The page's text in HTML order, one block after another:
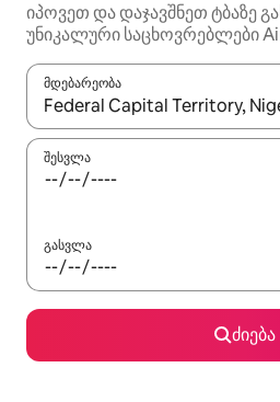
იპოვეთ და დაჯავშნეთ ტბაზე
უნიკალური საცხოვრებლები
მდებარეობა
როცა შედეგები ხელმისაწვდომი
შესვლა
გასვლა
ძიება